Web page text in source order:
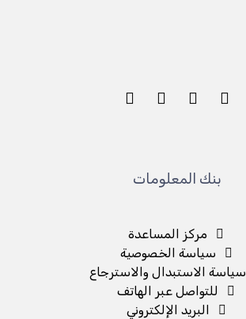
بنك المعلومات
مركز المساعدة
سياسة الخصوصية
سياسة الاستبدال والاسترجاع
للتواصل عبر الهاتف
البريد الإلكتروني